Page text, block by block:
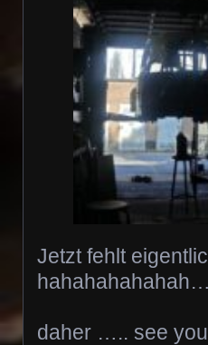
Jetzt fehlt
daher ….. see